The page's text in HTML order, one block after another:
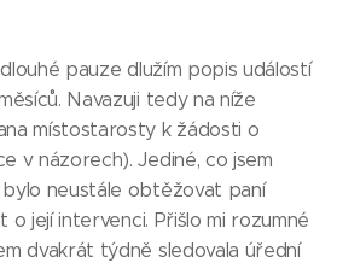
pauze dlužím popis událostí
Navazuji tedy na níže
místostarosty k žádosti o
v názorech). Jediné, co jsem
neustále obtěžovat paní
o její intervenci. Přišlo mi rozumné
dvakrát týdně sledovala úřední